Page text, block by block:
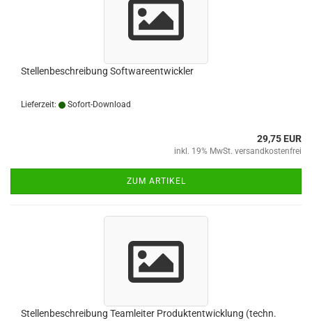
Stellenbeschreibung Softwareentwickler
Lieferzeit: Sofort-Download
29,75 EUR
inkl. 19% MwSt. versandkostenfrei
ZUM ARTIKEL
Stellenbeschreibung Teamleiter Produktentwicklung (techn.